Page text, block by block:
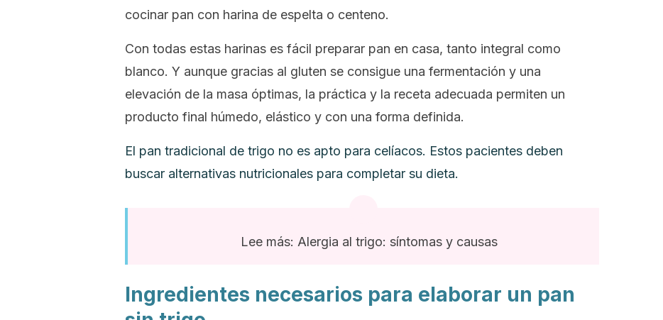
cocinar pan con harina de espelta o centeno.
Con todas estas harinas es fácil preparar pan en casa, tanto integral como
blanco. Y aunque gracias al gluten se consigue una fermentación y una
elevación de la masa óptimas, la práctica y la receta adecuada permiten un
producto final húmedo, elástico y con una forma definida.
El pan tradicional de trigo no es apto para celíacos. Estos pacientes deben
buscar alternativas nutricionales para completar su dieta.
Lee más: Alergia al trigo: síntomas y causas
Ingredientes necesarios para elaborar un pan